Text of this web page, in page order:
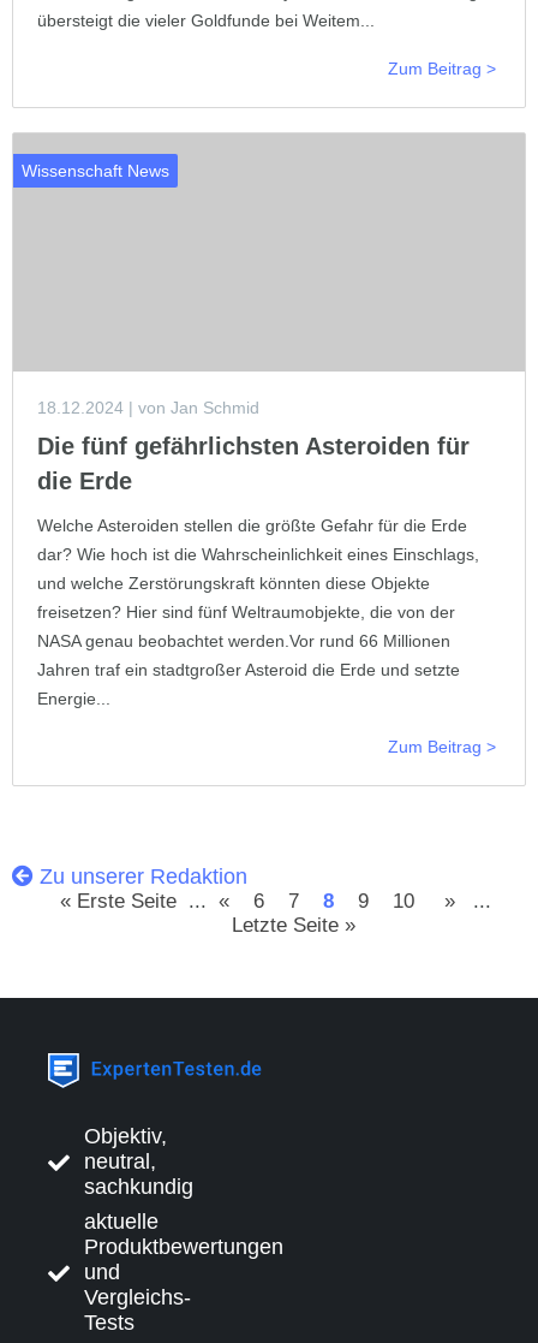
übersteigt die vieler Goldfunde bei Weitem...
Zum Beitrag >
Wissenschaft News
18.12.2024 | von Jan Schmid
Die fünf gefährlichsten Asteroiden für
die Erde
Welche Asteroiden stellen die größte Gefahr für die Erde
dar? Wie hoch ist die Wahrscheinlichkeit eines Einschlags,
und welche Zerstörungskraft könnten diese Objekte
freisetzen? Hier sind fünf Weltraumobjekte, die von der
NASA genau beobachtet werden.Vor rund 66 Millionen
Jahren traf ein stadtgroßer Asteroid die Erde und setzte
Energie...
Zum Beitrag >
Zu unserer Redaktion
« Erste Seite ... « 6 7 8 9 10 »
...
Letzte Seite »
Objektiv,
neutral,
sachkundig
aktuelle
Produktbewertungen
und
Vergleichs-
Tests